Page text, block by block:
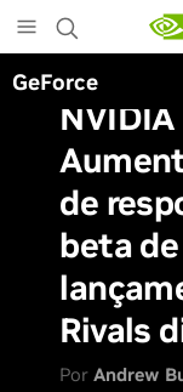
to
main
content
GeForce
de
beta
Rivals
PorAndrew